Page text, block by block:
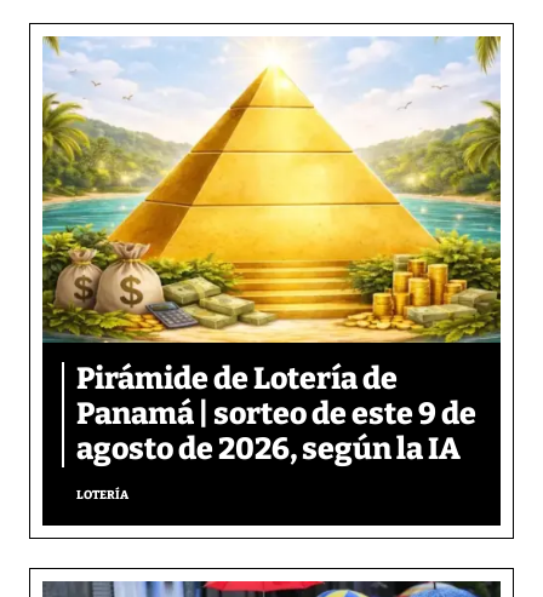
Pirámide de Lotería de
Panamá | sorteo de este 9 de
agosto de 2026, según la IA
LOTERÍA